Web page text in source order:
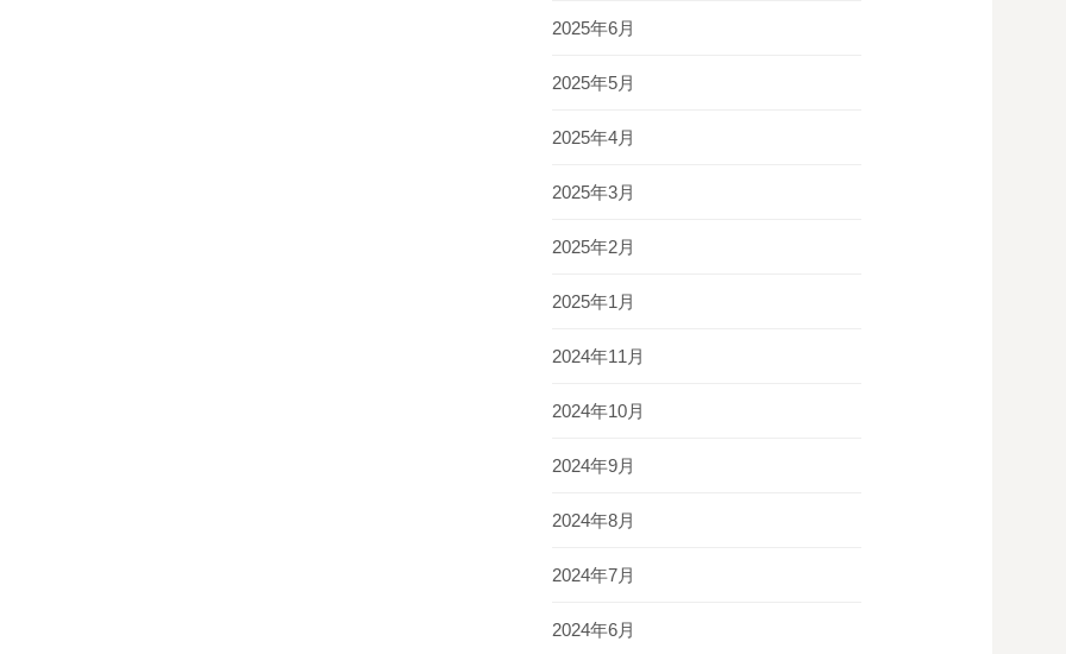
2025年6月
2025年5月
2025年4月
2025年3月
2025年2月
2025年1月
2024年11月
2024年10月
2024年9月
2024年8月
2024年7月
2024年6月